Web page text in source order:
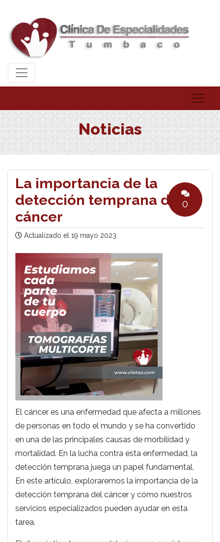
Noticias
La importancia de la
detección temprana del
cáncer
Actualizado el 19 mayo 2023
0
El cáncer es una enfermedad que afecta a millones
de personas en todo el mundo y se ha convertido
en una de las principales causas de morbilidad y
mortalidad. En la lucha contra esta enfermedad, la
detección temprana juega un papel fundamental.
En este artículo, exploraremos la importancia de la
detección temprana del cáncer y cómo nuestros
servicios especializados pueden ayudar en esta
tarea.